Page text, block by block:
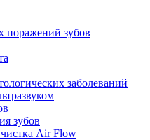
поражений зубов
заболеваний
зубов
Air Flow